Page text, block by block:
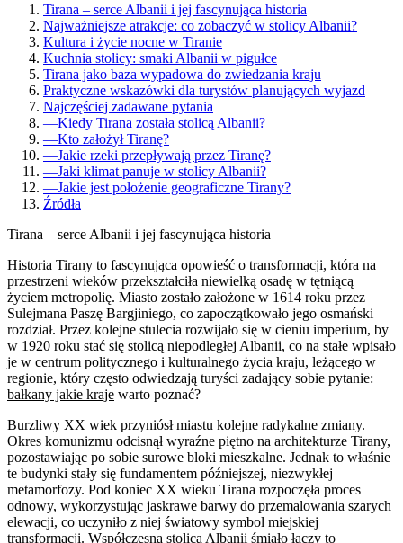
Tirana – serce Albanii i jej fascynująca historia
Najważniejsze atrakcje: co zobaczyć w stolicy Albanii?
Kultura i życie nocne w Tiranie
Kuchnia stolicy: smaki Albanii w pigułce
Tirana jako baza wypadowa do zwiedzania kraju
Praktyczne wskazówki dla turystów planujących wyjazd
Najczęściej zadawane pytania
—Kiedy Tirana została stolicą Albanii?
—Kto założył Tiranę?
—Jakie rzeki przepływają przez Tiranę?
—Jaki klimat panuje w stolicy Albanii?
—Jakie jest położenie geograficzne Tirany?
Źródła
Tirana – serce Albanii i jej fascynująca historia
Historia Tirany to fascynująca opowieść o transformacji, która na
przestrzeni wieków przekształciła niewielką osadę w tętniącą
życiem metropolię. Miasto zostało założone w 1614 roku przez
Sulejmana Paszę Bargjiniego, co zapoczątkowało jego osmański
rozdział. Przez kolejne stulecia rozwijało się w cieniu imperium, by
w 1920 roku stać się stolicą niepodległej Albanii, co na stałe wpisało
je w centrum politycznego i kulturalnego życia kraju, leżącego w
regionie, który często odwiedzają turyści zadający sobie pytanie:
bałkany jakie kraje warto poznać?
Burzliwy XX wiek przyniósł miastu kolejne radykalne zmiany.
Okres komunizmu odcisnął wyraźne piętno na architekturze Tirany,
pozostawiając po sobie surowe bloki mieszkalne. Jednak to właśnie
te budynki stały się fundamentem późniejszej, niezwykłej
metamorfozy. Pod koniec XX wieku Tirana rozpoczęła proces
odnowy, wykorzystując jaskrawe barwy do przemalowania szarych
elewacji, co uczyniło z niej światowy symbol miejskiej
transformacji. Współczesna stolica Albanii śmiało łączy to